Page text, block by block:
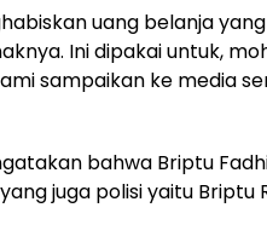
uang belanja
Ini dipakai untuk,
sampaikan ke media
bahwa Briptu
juga polisi yaitu Briptu